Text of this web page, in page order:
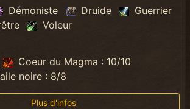
Démoniste Druide
Guerrier
Voleur
Coeur du Magma : 10/10
noire : 8/8
Plus d'infos